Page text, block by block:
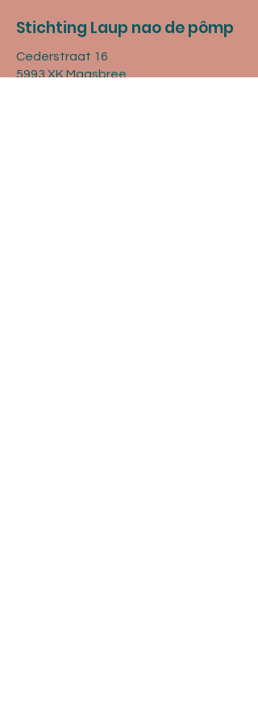
Stichting Laup nao de pômp
Cederstraat 16
5993 XK Maasbree